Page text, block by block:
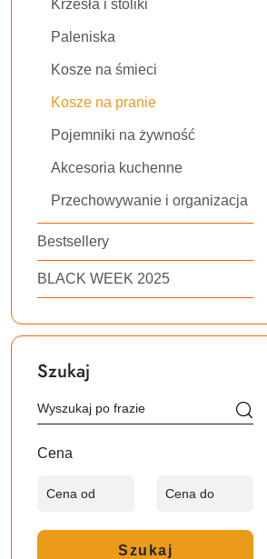
Krzesła i stoliki
Paleniska
Kosze na śmieci
Kosze na pranie
Pojemniki na żywność
Akcesoria kuchenne
Przechowywanie i organizacja
Bestsellery
BLACK WEEK 2025
Szukaj
Cena
Szukaj